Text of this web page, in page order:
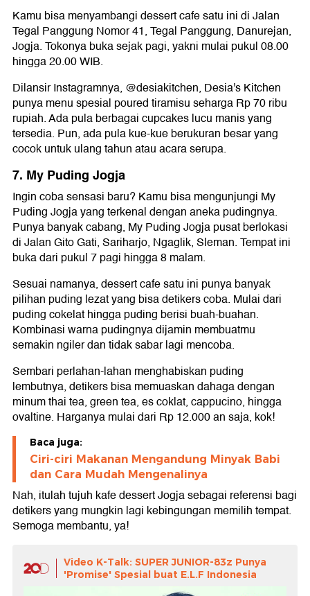
Kamu bisa menyambangi dessert cafe satu ini di Jalan
Tegal Panggung Nomor 41, Tegal Panggung, Danurejan,
Jogja. Tokonya buka sejak pagi, yakni mulai pukul 08.00
hingga 20.00 WIB.
Dilansir Instagramnya, @desiakitchen, Desia's Kitchen
punya menu spesial poured tiramisu seharga Rp 70 ribu
rupiah. Ada pula berbagai cupcakes lucu manis yang
tersedia. Pun, ada pula kue-kue berukuran besar yang
cocok untuk ulang tahun atau acara serupa.
7. My Puding Jogja
Ingin coba sensasi baru? Kamu bisa mengunjungi My
Puding Jogja yang terkenal dengan aneka pudingnya.
Punya banyak cabang, My Puding Jogja pusat berlokasi
di Jalan Gito Gati, Sariharjo, Ngaglik, Sleman. Tempat ini
buka dari pukul 7 pagi hingga 8 malam.
Sesuai namanya, dessert cafe satu ini punya banyak
pilihan puding lezat yang bisa detikers coba. Mulai dari
puding cokelat hingga puding berisi buah-buahan.
Kombinasi warna pudingnya dijamin membuatmu
semakin ngiler dan tidak sabar lagi mencoba.
Sembari perlahan-lahan menghabiskan puding
lembutnya, detikers bisa memuaskan dahaga dengan
minum thai tea, green tea, es coklat, cappucino, hingga
ovaltine. Harganya mulai dari Rp 12.000 an saja, kok!
Baca juga:
Ciri-ciri Makanan Mengandung Minyak Babi
dan Cara Mudah Mengenalinya
Nah, itulah tujuh kafe dessert Jogja sebagai referensi bagi
detikers yang mungkin lagi kebingungan memilih tempat.
Semoga membantu, ya!
Video K-Talk: SUPER JUNIOR-83z Punya
'Promise' Spesial buat E.L.F Indonesia